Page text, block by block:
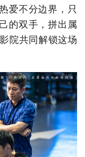
爱不分边界，只
的双手，拼出属
院共同解锁这场